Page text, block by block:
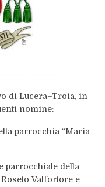
di Lucera–Troia, in
nomine:
parrocchia “Maria
parrocchiale della
Valfortore e